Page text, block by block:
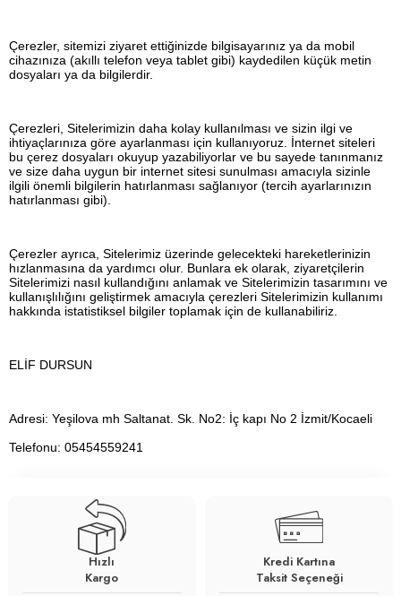
Çerezler, sitemizi ziyaret ettiğinizde bilgisayarınız ya da mobil
cihazınıza (akıllı telefon veya tablet gibi) kaydedilen küçük metin
dosyaları ya da bilgilerdir.
Çerezleri, Sitelerimizin daha kolay kullanılması ve sizin ilgi ve
ihtiyaçlarınıza göre ayarlanması için kullanıyoruz. İnternet siteleri
bu çerez dosyaları okuyup yazabiliyorlar ve bu sayede tanınmanız
ve size daha uygun bir internet sitesi sunulması amacıyla sizinle
ilgili önemli bilgilerin hatırlanması sağlanıyor (tercih ayarlarınızın
hatırlanması gibi).
Çerezler ayrıca, Sitelerimiz üzerinde gelecekteki hareketlerinizin
hızlanmasına da yardımcı olur. Bunlara ek olarak, ziyaretçilerin
Sitelerimizi nasıl kullandığını anlamak ve Sitelerimizin tasarımını ve
kullanışlılığını geliştirmek amacıyla çerezleri Sitelerimizin kullanımı
hakkında istatistiksel bilgiler toplamak için de kullanabiliriz.
ELİF DURSUN
Adresi: Yeşilova mh Saltanat. Sk. No2: İç kapı No 2 İzmit/Kocaeli
Telefonu: 05454559241
Hızlı
Kargo
Kredi Kartına
Taksit Seçeneği